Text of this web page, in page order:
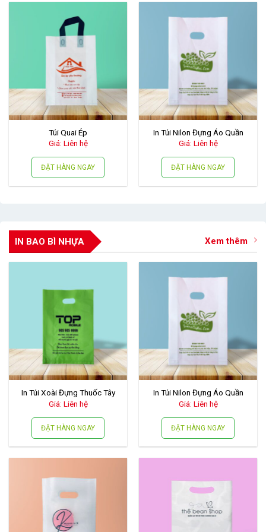
Túi Quai Ép
Giá: Liên hệ
ĐẶT HÀNG NGAY
In Túi Nilon Đựng Áo Quần
Giá: Liên hệ
ĐẶT HÀNG NGAY
IN BAO BÌ NHỰA Xem thêm
In Túi Xoài Đựng Thuốc Tây
Giá: Liên hệ
ĐẶT HÀNG NGAY
In Túi Nilon Đựng Áo Quần
Giá: Liên hệ
ĐẶT HÀNG NGAY